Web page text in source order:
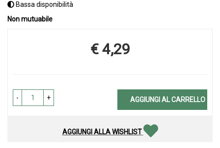
Bassa disponibilità
Non mutuabile
Prezzo
€ 4,29
- + AGGIUNGI AL CARRELLO
AGGIUNGI ALLA WISHLIST